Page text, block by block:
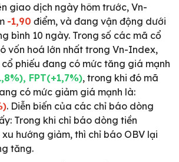
giao dịch ngày hôm trước, Vn-
-1,90 điểm, và đang vận động dưới
bình 10 ngày. Trong số các mã cổ
vốn hoá lớn nhất trong Vn-Index,
cổ phiếu đang có mức tăng giá mạnh
FPT(+1,7%), trong khi đó mã
có mức giảm giá mạnh là:
. Diễn biến của các chỉ báo dòng
Trong khi chỉ báo dòng tiền
hướng giảm, thì chỉ báo OBV lại
tăng.